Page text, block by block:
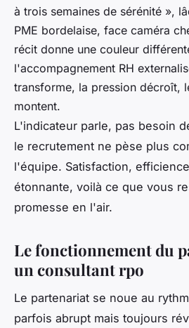
à trois semaines de sérénité »,
PME bordelaise, face caméra
récit donne une couleur
l'accompagnement RH
transforme, la pression décroît,
montent.
L'indicateur parle, pas besoin
le recrutement ne pèse plus
l'équipe. Satisfaction,
étonnante, voilà ce que vous
promesse en l'air.
Le fonctionnement du
un consultant rpo
Le partenariat se noue au
parfois abrupt mais toujours